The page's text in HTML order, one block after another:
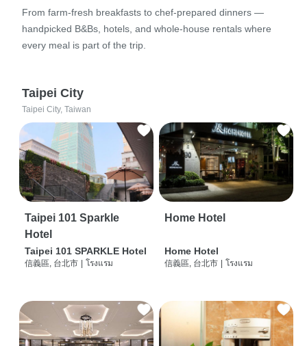
From farm-fresh breakfasts to chef-prepared dinners —
handpicked B&Bs, hotels, and whole-house rentals where
every meal is part of the trip.
Taipei City
Taipei City, Taiwan
Taipei 101 Sparkle
Hotel
Taipei 101 SPARKLE Hotel
信義區, 台北市 โรงแรม
Home Hotel
Home Hotel
信義區, 台北市 โรงแรม